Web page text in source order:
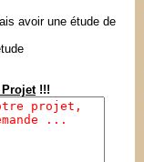
avoir une étude de
!!!